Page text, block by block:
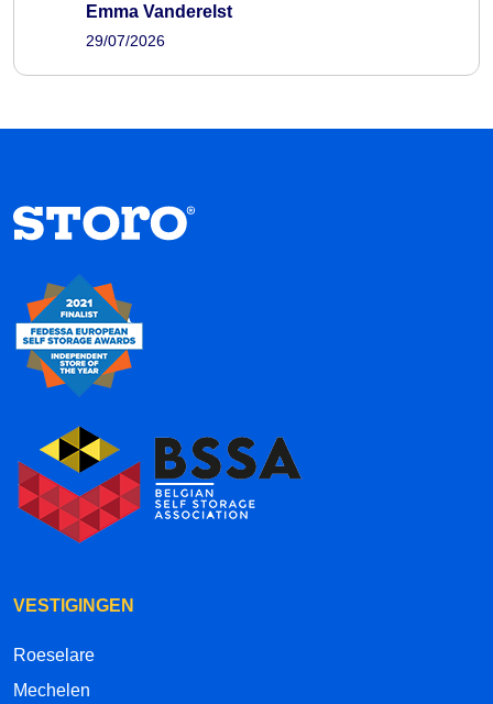
Emma Vanderelst
29/07/2026
VESTIGINGEN
Roeselare
Mechelen